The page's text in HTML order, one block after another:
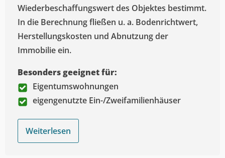
Wiederbeschaffungswert des Objektes bestimmt.
In die Berechnung fließen u. a. Bodenrichtwert,
Herstellungskosten und Abnutzung der
Immobilie ein.
Besonders geeignet für:
Eigentumswohnungen
eigengenutzte Ein-/Zweifamilienhäuser
Weiterlesen